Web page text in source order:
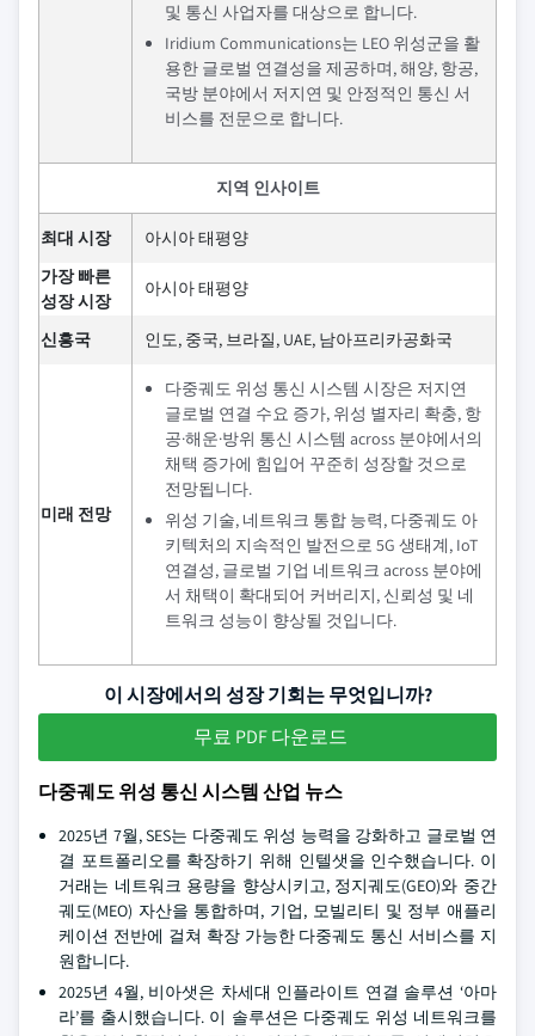
및 통신 사업자를 대상으로 합니다.
Iridium Communications는 LEO 위성군을 활
용한 글로벌 연결성을 제공하며, 해양, 항공,
국방 분야에서 저지연 및 안정적인 통신 서
비스를 전문으로 합니다.
지역 인사이트
최대 시장
아시아 태평양
가장 빠른
성장 시장
아시아 태평양
신흥국 인도, 중국, 브라질, UAE, 남아프리카공화국
미래 전망
다중궤도 위성 통신 시스템 시장은 저지연
글로벌 연결 수요 증가, 위성 별자리 확충, 항
공·해운·방위 통신 시스템 across 분야에서의
채택 증가에 힘입어 꾸준히 성장할 것으로
전망됩니다.
위성 기술, 네트워크 통합 능력, 다중궤도 아
키텍처의 지속적인 발전으로 5G 생태계, IoT
연결성, 글로벌 기업 네트워크 across 분야에
서 채택이 확대되어 커버리지, 신뢰성 및 네
트워크 성능이 향상될 것입니다.
이 시장에서의 성장 기회는 무엇입니까?
무료 PDF 다운로드
다중궤도 위성 통신 시스템 산업 뉴스
2025년 7월, SES는 다중궤도 위성 능력을 강화하고 글로벌 연
결 포트폴리오를 확장하기 위해 인텔샛을 인수했습니다. 이
거래는 네트워크 용량을 향상시키고, 정지궤도(GEO)와 중간
궤도(MEO) 자산을 통합하며, 기업, 모빌리티 및 정부 애플리
케이션 전반에 걸쳐 확장 가능한 다중궤도 통신 서비스를 지
원합니다.
2025년 4월, 비아샛은 차세대 인플라이트 연결 솔루션 ‘아마
라’를 출시했습니다. 이 솔루션은 다중궤도 위성 네트워크를